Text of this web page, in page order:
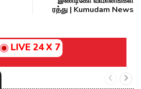
ரத்து | Kumudam News
LIVE 24 X 7